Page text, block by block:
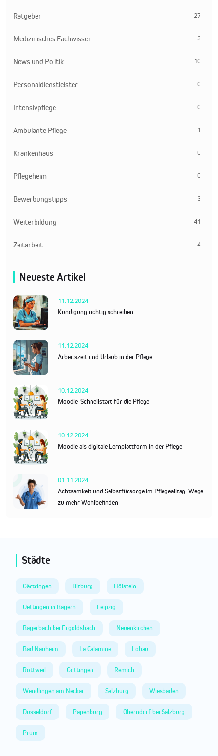
Ratgeber 27
Medizinisches Fachwissen 3
News und Politik 10
Personaldienstleister 0
Intensivpflege 0
Ambulante Pflege 1
Krankenhaus 0
Pflegeheim 0
Bewerbungstipps 3
Weiterbildung 41
Zeitarbeit 4
Neueste Artikel
11.12.2024
Kündigung richtig schreiben
11.12.2024
Arbeitszeit und Urlaub in der Pflege
10.12.2024
Moodle-Schnellstart für die Pflege
10.12.2024
Moodle als digitale Lernplattform in der Pflege
01.11.2024
Achtsamkeit und Selbstfürsorge im Pflegealltag: Wege
zu mehr Wohlbefinden
Städte
Gärtringen Bitburg Hölstein
Oettingen in Bayern Leipzig
Bayerbach bei Ergoldsbach Neuenkirchen
Bad Nauheim La Calamine Löbau
Rottweil Göttingen Remich
Wendlingen am Neckar Salzburg Wiesbaden
Düsseldorf Papenburg Oberndorf bei Salzburg
Prüm